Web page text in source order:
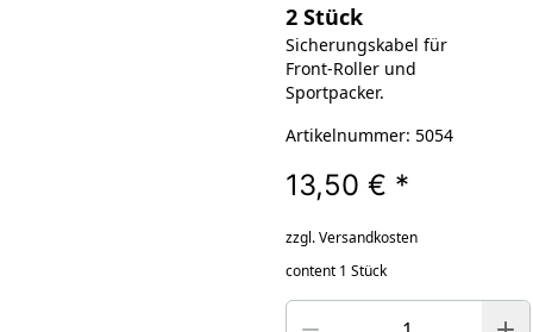
2 Stück
Sicherungskabel für
Front-Roller und
Sportpacker.
Artikelnummer: 5054
13,50 € *
zzgl. Versandkosten
content 1 Stück